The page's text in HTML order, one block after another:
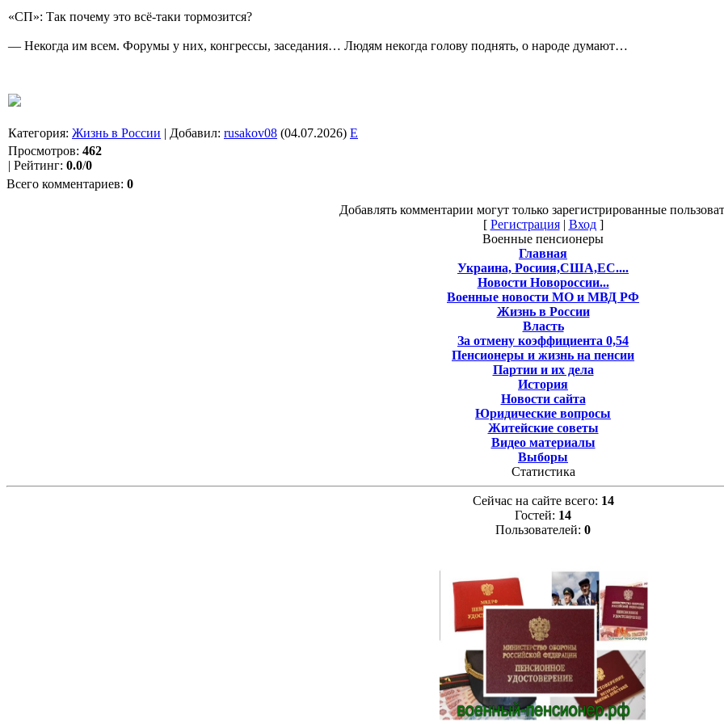
«СП»: Так почему это всё-таки тормозится?
— Некогда им всем. Форумы у них, конгрессы, заседания… Людям некогда голову поднять, о народе думают…
Категория: Жизнь в России | Добавил: rusakov08 (04.07.2026) E
Просмотров: 462
| Рейтинг: 0.0/0
Всего комментариев: 0
Добавлять комментарии могут только зарегистрированные
[ Регистрация| Вход]
Военные пенсионеры
Главная
Украина, Росиия,США,ЕС....
Новости Новороссии...
Военные новости МО и МВД РФ
Жизнь в России
Власть
За отмену коэффициента 0,54
Пенсионеры и жизнь на пенсии
Партии и их дела
История
Новости сайта
Юридические вопросы
Житейские советы
Видео материалы
Выборы
Статистика
Сейчас на сайте всего: 14
Гостей: 14
Пользователей: 0